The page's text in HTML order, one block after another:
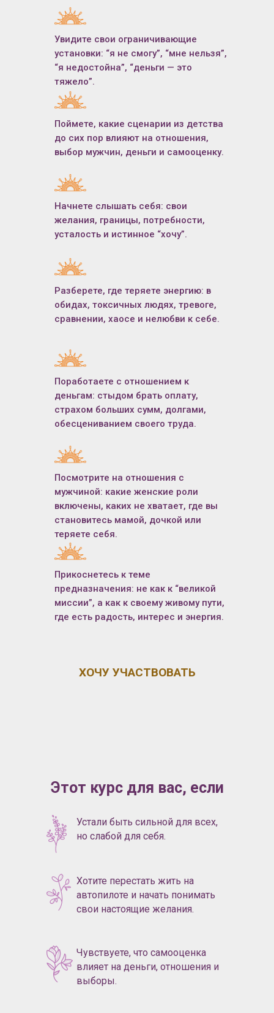
Поймете, какие сценарии из детства
до сих пор влияют на отношения,
выбор мужчин, деньги и самооценку.
Посмотрите на отношения с
мужчиной: какие женские роли
включены, каких не хватает, где вы
становитесь мамой, дочкой или
теряете себя.
Увидите свои ограничивающие
установки: “я не смогу”, “мне нельзя”,
“я недостойна”, “деньги — это
тяжело”.
Поработаете с отношением к
деньгам: стыдом брать оплату,
страхом больших сумм, долгами,
обесцениванием своего труда.
Разберете, где теряете энергию: в
обидах, токсичных людях, тревоге,
сравнении, хаосе и нелюбви к себе.
Начнете слышать себя: свои
желания, границы, потребности,
усталость и истинное “хочу”.
Прикоснетесь к теме
предназначения: не как к “великой
миссии”, а как к своему живому пути,
где есть радость, интерес и энергия.
ХОЧУ УЧАСТВОВАТЬ
Устали быть сильной для всех,
но слабой для себя.
Чувствуете, что самооценка
влияет на деньги, отношения и
выборы.
вебинары и прямой контакт с
Юлией Майник в чате
Хотите перестать жить на
автопилоте и начать понимать
свои настоящие желания.
вебинары от Юлии Майник и
мастерами и наставниками по
теме месяца, которые включают
в себя различные практики
Этот курс для вас, если
6
10